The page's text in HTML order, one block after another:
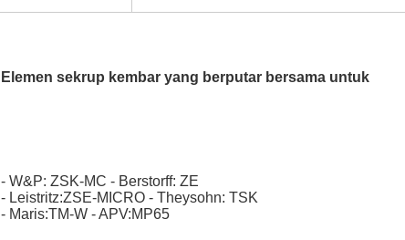
Elemen sekrup kembar yang berputar bersama untuk
- W&P: ZSK-MC - Berstorff: ZE
- Leistritz:ZSE-MICRO - Theysohn: TSK
- Maris:TM-W - APV:MP65